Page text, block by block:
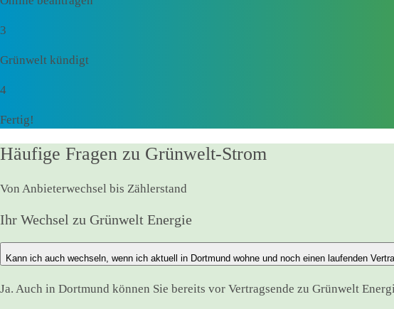
3
Grünwelt kündigt
4
Fertig!
Häufige Fragen zu Grünwelt-Strom
Von Anbieterwechsel bis Zählerstand
Ihr Wechsel zu Grünwelt Energie
Kann ich auch wechseln, wenn ich aktuell in Dortmund wohne und noch einen laufenden
Ja. Auch in Dortmund können Sie bereits vor Vertragsende zu Grünwelt